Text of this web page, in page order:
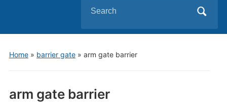
for:
Home» barrier gate» arm gate barrier
arm gate barrier